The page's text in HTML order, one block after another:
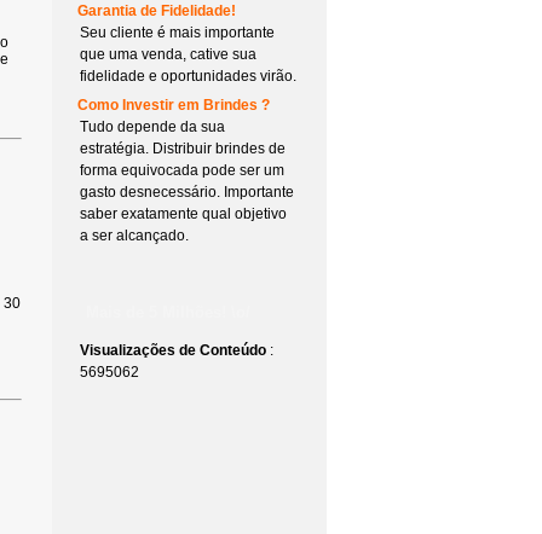
30
Garantia de Fidelidade!
Seu cliente é mais importante
que uma venda, cative sua
fidelidade e oportunidades virão.
Como Investir em Brindes ?
Tudo depende da sua
estratégia. Distribuir brindes de
forma equivocada pode ser um
gasto desnecessário. Importante
saber exatamente qual objetivo
a ser alcançado.
Visualizações de Conteúdo :
5695062